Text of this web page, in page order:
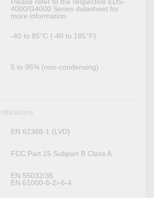
Please refer to the respective EDS-
4000/G4000 Series datasheet for
more information.
-40 to 85°C (-40 to 185°F)
5 to 95% (non-condensing)
EN 62368-1 (LVD)
FCC Part 15 Subpart B Class A
EN 55032/35
EN 61000-6-2/-6-4